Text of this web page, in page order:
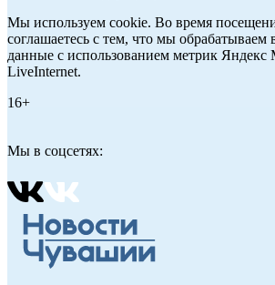
Мы используем cookie. Во время
соглашаетесь с тем, что мы
данные с использованием метрик Яндекс
LiveInternet.
16+
Мы в соцсетях: